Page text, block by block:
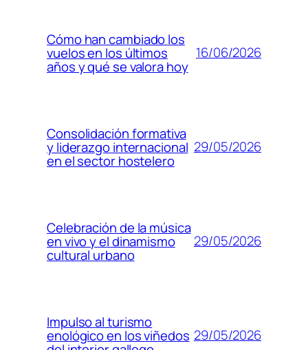
Cómo han cambiado los
vuelos en los últimos
años y qué se valora hoy
16/06/2026
Consolidación formativa
y liderazgo internacional
en el sector hostelero
29/05/2026
Celebración de la música
en vivo y el dinamismo
cultural urbano
29/05/2026
Impulso al turismo
enológico en los viñedos 29/05/2026